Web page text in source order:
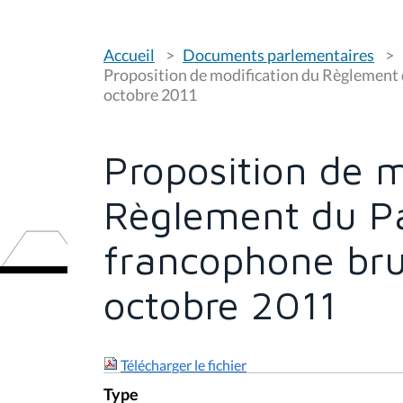
o
u
ê
:
Accueil
Documents parlementaires
Proposition de modification du
octobre 2011
Proposition de
Règlement du
francophone
octobre 2011
Télécharger le fichier
Type